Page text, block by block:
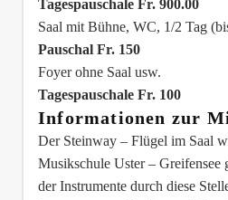
Tagespauschale Fr. 900.00
Saal mit Bühne, WC, 1/2 Tag
Pauschal Fr. 150
Foyer ohne Saal usw.
Tagespauschale Fr. 100
Informationen zur
Der Steinway – Flügel im Saal
Musikschule Uster – Greifensee
der Instrumente durch diese